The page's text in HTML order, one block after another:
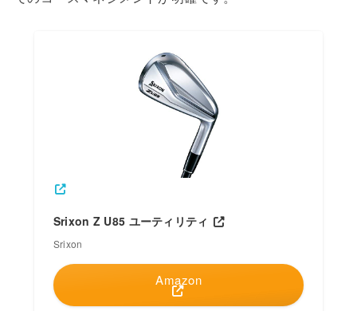
Srixon Z U85 ユーティリティ
Srixon
Amazon